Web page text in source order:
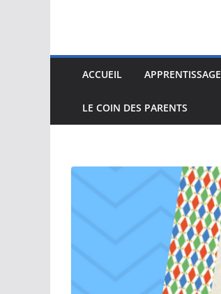
ACCUEIL APPRENTISSAGE
LE COIN DES PARENTS